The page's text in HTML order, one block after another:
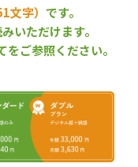
ドプロダクツ（釧路
約19ha）に製材工場
構造用集成材や ２×４
ットなどを生産する
高騰で事業の採算性を
年）に入って当初
*2
でスタートし36万m3
の対象地を釧路市内の
文字） です。
いただけます。
ご参照ください。